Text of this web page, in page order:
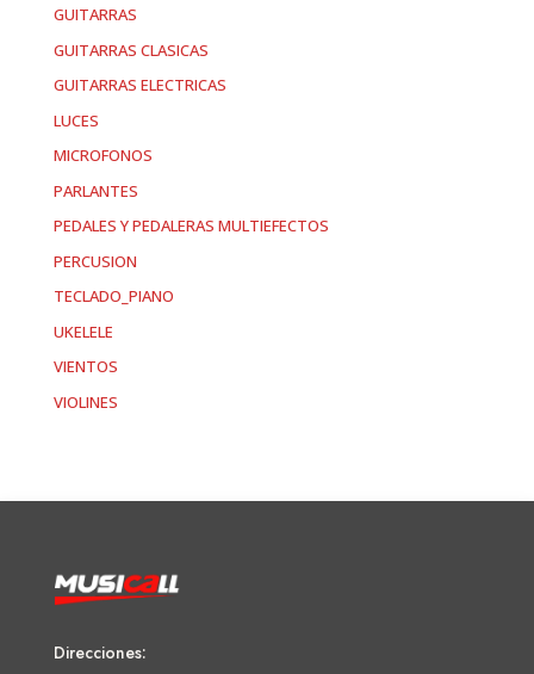
GUITARRAS
GUITARRAS CLASICAS
GUITARRAS ELECTRICAS
LUCES
MICROFONOS
PARLANTES
PEDALES Y PEDALERAS MULTIEFECTOS
PERCUSION
TECLADO_PIANO
UKELELE
VIENTOS
VIOLINES
Direcciones: